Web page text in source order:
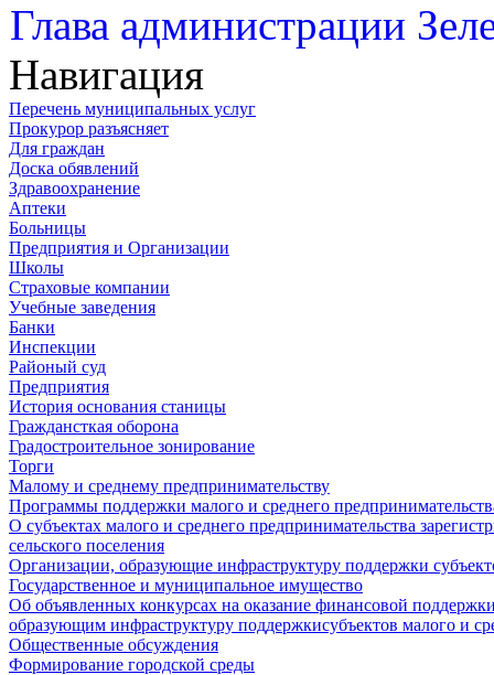
Глава администрации
Навигация
Перечень муниципальных услуг
Прокурор разъясняет
Для граждан
Доска обявлений
Здравоохранение
Аптеки
Больницы
Предприятия и Организации
Школы
Страховые компании
Учебные заведения
Банки
Инспекции
Районый суд
Предприятия
История основания станицы
Граждансткая оборона
Градостроительное зонирование
Торги
Малому и среднему предпринимательству
Программы поддержки малого и среднего
О субъектах малого и среднего предпринимательства
сельского поселения
Организации, образующие инфраструктуру поддержки
Государственное и муниципальное имущество
Об объявленных конкурсах на оказание финансовой
образующим инфраструктуру поддержкисубъектов малого и
Общественные обсуждения
Формирование городской среды